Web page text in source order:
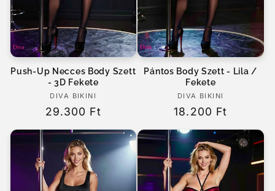
Push-Up Necces Body Szett
- 3D Fekete
Forgalmazó:
DIVA BIKINI
Normál
ár
29.300 Ft
Pántos Body Szett - Lila /
Fekete
Forgalmazó:
DIVA BIKINI
Normál
ár
18.200 Ft